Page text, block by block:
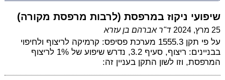
שיפועי ניקוז במרפסת (לרבות מרפסת מקורה)
25 מרץ, 2024 ד"ר אברהם בן עזרא
על פי תקן 1555.3 מערכת פסיפס: קרמיקה לריצוף ולחיפוי
בבניינים: ריצוף, סעיף 3.2, נדרש שיפוע של 1% לריצוף
המרפסת, וזו לשון התקן בעניין זה: